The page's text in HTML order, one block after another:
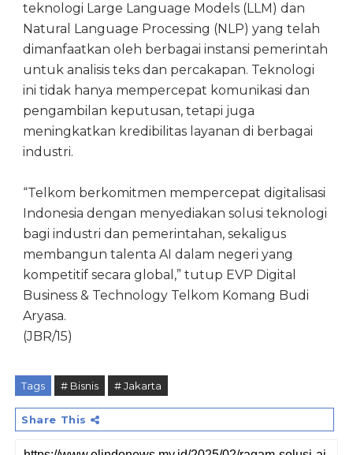
teknologi Large Language Models (LLM) dan
Natural Language Processing (NLP) yang telah
dimanfaatkan oleh berbagai instansi pemerintah
untuk analisis teks dan percakapan. Teknologi
ini tidak hanya mempercepat komunikasi dan
pengambilan keputusan, tetapi juga
meningkatkan kredibilitas layanan di berbagai
industri.
“Telkom berkomitmen mempercepat digitalisasi
Indonesia dengan menyediakan solusi teknologi
bagi industri dan pemerintahan, sekaligus
membangun talenta AI dalam negeri yang
kompetitif secara global,” tutup EVP Digital
Business & Technology Telkom Komang Budi
Aryasa.
(JBR/15)
Tags # Bisnis # Jakarta
Share This